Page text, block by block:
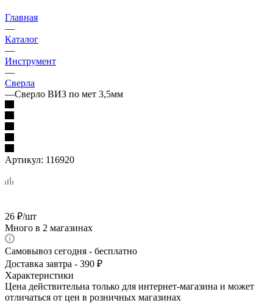
Главная
—
Каталог
—
Инструмент
—
Сверла
—Сверло ВИЗ по мет 3,5мм
Артикул: 116920
26 ₽/шт
Много в 2 магазинах
Самовывоз сегодня - бесплатно
Доставка завтра - 390 ₽
Характеристики
Цена действительна только для интернет-магазина и может
отличаться от цен в розничных магазинах